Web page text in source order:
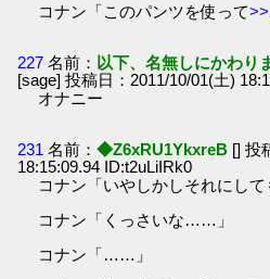
コナン「このパンツを使って
227 名前： 以下、名無しにかわり
[sage] 投稿日：2011/10/01(土)
オナニー
231 名前：◆Z6xRU1YkxreB [] 投
18:15:09.94 ID:t2uLiIRk0
コナン「いやしかしそれにし
コナン「くっさいな……」
コナン「……」